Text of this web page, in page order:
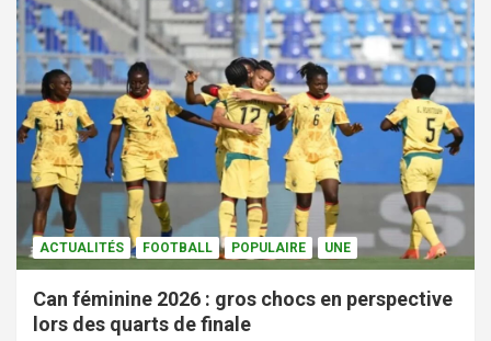
ACTUALITÉS FOOTBALL POPULAIRE UNE
Can féminine 2026 : gros chocs en perspective
lors des quarts de finale